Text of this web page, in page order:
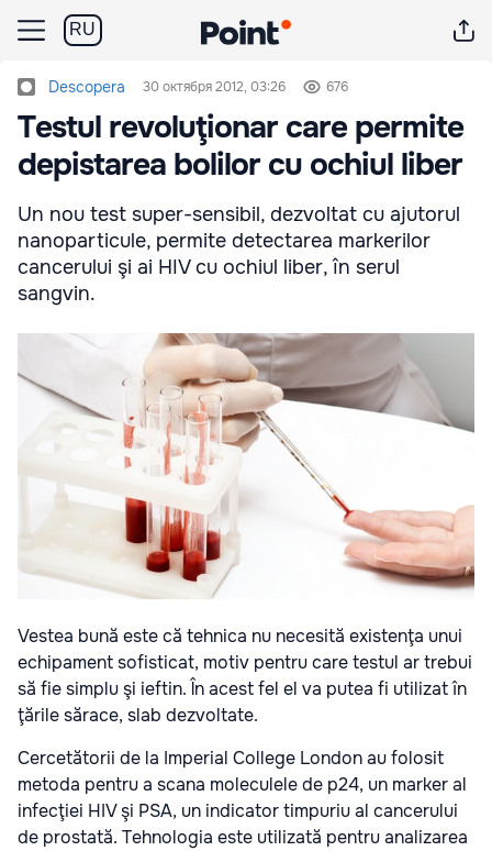
RU
Descopera 30 октября 2012, 03:26 676
Testul revoluţionar care permite
depistarea bolilor cu ochiul liber
Un nou test super-sensibil, dezvoltat cu ajutorul
nanoparticule, permite detectarea markerilor
cancerului şi ai HIV cu ochiul liber, în serul
sangvin.
Vestea bună este că tehnica nu necesită existenţa unui
echipament sofisticat, motiv pentru care testul ar trebui
să fie simplu şi ieftin. În acest fel el va putea fi utilizat în
ţările sărace, slab dezvoltate.
Cercetătorii de la Imperial College London au folosit
metoda pentru a scana moleculele de p24, un marker al
infecţiei HIV şi PSA, un indicator timpuriu al cancerului
de prostată. Tehnologia este utilizată pentru analizarea